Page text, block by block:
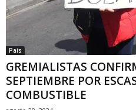
Pais
GREMIALISTAS
SEPTIEMBRE POR
COMBUSTIBLE